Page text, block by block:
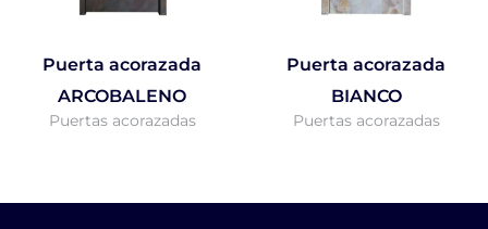
Puerta acorazada
ARCOBALENO
Puertas acorazadas
Puerta acorazada
BIANCO
Puertas acorazadas